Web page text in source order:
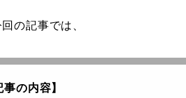
の記事では、
事の内容】